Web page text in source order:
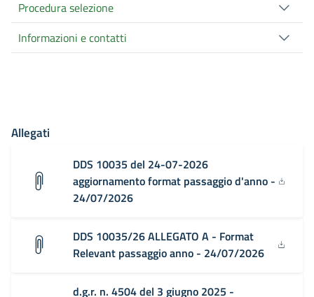
Procedura selezione
Informazioni e contatti
Allegati
DDS 10035 del 24-07-2026
aggiornamento format passaggio d'anno -
24/07/2026
DDS 10035/26 ALLEGATO A - Format
Relevant passaggio anno - 24/07/2026
d.g.r. n. 4504 del 3 giugno 2025 -